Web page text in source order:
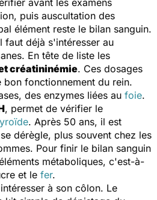
avant les examens
puis auscultation des
élément reste le bilan sanguin.
faut déjà s'intéresser au
En tête de liste les
créatininémie. Ces dosages
fonctionnement du rein.
des enzymes liées au foie.
, permet de vérifier le
. Après 50 ans, il est
dérègle, plus souvent chez les
Pour finir le bilan sanguin
métaboliques, c'est-à-
et le fer.
à son côlon. Le